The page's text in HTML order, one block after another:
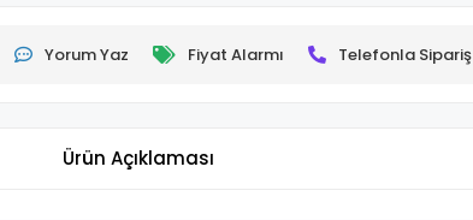
Yorum Yaz Fiyat Alarmı Telefonla Sipariş
Ürün Açıklaması